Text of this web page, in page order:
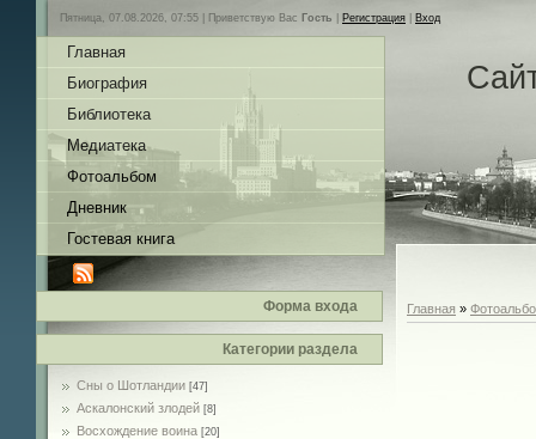
Пятница, 07.08.2026, 07:55 | Приветствую Вас Гость Регистрация Вход
Главная
Биография
Библиотека
Медиатека
Фотоальбом
Дневник
Гостевая книга
Форма входа
Категории раздела
Сны о Шотландии [47]
Аскалонский злодей [8]
Восхождение воина [20]
Главная »